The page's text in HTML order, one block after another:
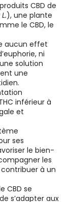
CBD de
), une plante
le CBD, le
aucun effet
ni
solution
une
inférieur à
et
ses
le bien-
les
à un
CBD se
s’adapter aux